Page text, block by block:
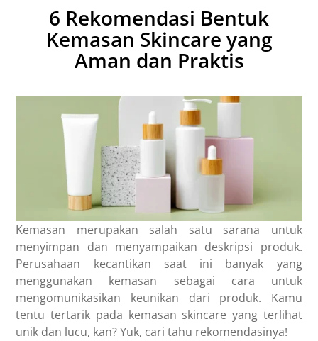
6 Rekomendasi Bentuk
Kemasan Skincare yang
Aman dan Praktis
Kemasan merupakan salah satu sarana untuk
menyimpan dan menyampaikan deskripsi produk.
Perusahaan kecantikan saat ini banyak yang
menggunakan kemasan sebagai cara untuk
mengomunikasikan keunikan dari produk. Kamu
tentu tertarik pada kemasan skincare yang terlihat
unik dan lucu, kan? Yuk, cari tahu rekomendasinya!